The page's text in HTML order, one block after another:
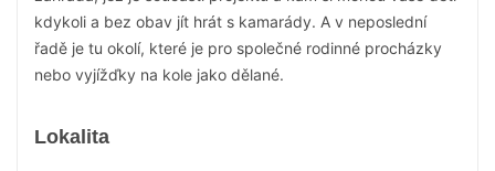
kdykoli a bez obav jít hrát s kamarády. A v neposlední
řadě je tu okolí, které je pro společné rodinné procházky
nebo vyjížďky na kole jako dělané.
Lokalita